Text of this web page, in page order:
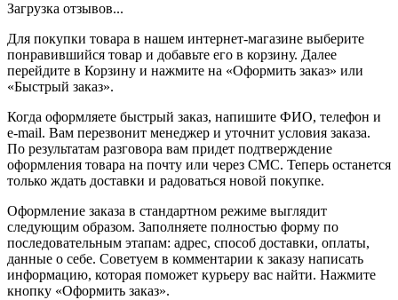
Загрузка отзывов...
Для покупки товара в нашем интернет-магазине выберите
понравившийся товар и добавьте его в корзину. Далее
перейдите в Корзину и нажмите на «Оформить заказ» или
«Быстрый заказ».
Когда оформляете быстрый заказ, напишите ФИО, телефон и
e-mail. Вам перезвонит менеджер и уточнит условия заказа.
По результатам разговора вам придет подтверждение
оформления товара на почту или через СМС. Теперь останется
только ждать доставки и радоваться новой покупке.
Оформление заказа в стандартном режиме выглядит
следующим образом. Заполняете полностью форму по
последовательным этапам: адрес, способ доставки, оплаты,
данные о себе. Советуем в комментарии к заказу написать
информацию, которая поможет курьеру вас найти. Нажмите
кнопку «Оформить заказ».